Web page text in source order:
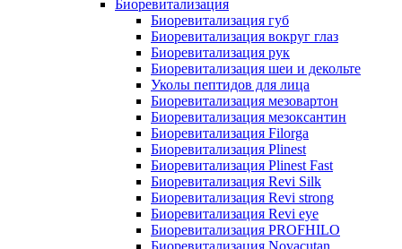
Биоревитализация
Биоревитализация губ
Биоревитализация вокруг глаз
Биоревитализация рук
Биоревитализация шеи и декольте
Уколы пептидов для лица
Биоревитализация мезовартон
Биоревитализация мезоксантин
Биоревитализация Filorga
Биоревитализация Plinest
Биоревитализация Plinest Fast
Биоревитализация Revi Silk
Биоревитализация Revi strong
Биоревитализация Revi eye
Биоревитализация PROFHILO
Биоревитализация Novacutan